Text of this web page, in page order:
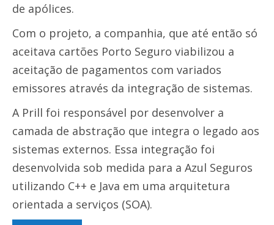
de apólices.
Com o projeto, a companhia, que até então só
aceitava cartões Porto Seguro viabilizou a
aceitação de pagamentos com variados
emissores através da integração de sistemas.
A Prill foi responsável por desenvolver a
camada de abstração que integra o legado aos
sistemas externos. Essa integração foi
desenvolvida sob medida para a Azul Seguros
utilizando C++ e Java em uma arquitetura
orientada a serviços (SOA).